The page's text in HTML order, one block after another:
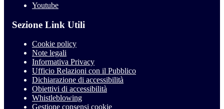
Youtube
Sezione Link Utili
Cookie policy
Note legali
Informativa Privacy
Ufficio Relazioni con il Pubblico
Dichiarazione di accessibilità
Obiettivi di accessibilità
Whistleblowing
Gestione consensi cookie